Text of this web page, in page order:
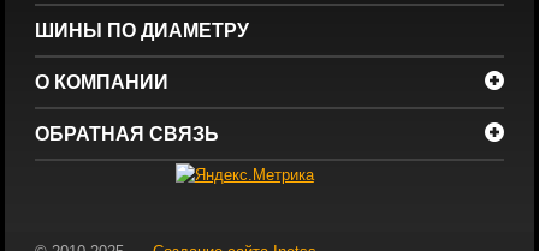
ШИНЫ ПО ДИАМЕТРУ
О КОМПАНИИ
ОБРАТНАЯ СВЯЗЬ